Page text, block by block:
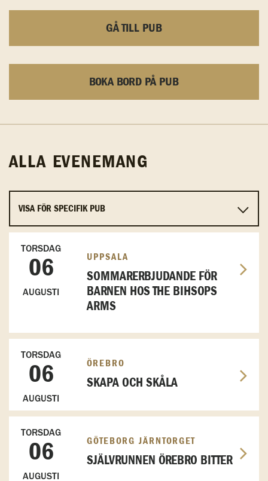
GÅ TILL PUB
BOKA BORD PÅ PUB
ALLA EVENEMANG
TORSDAG
06
AUGUSTI
UPPSALA
SOMMARERBJUDANDE FÖR
BARNEN HOS THE BIHSOPS
ARMS
TORSDAG
06
AUGUSTI
ÖREBRO
SKAPA OCH SKÅLA
TORSDAG
06
AUGUSTI
GÖTEBORG JÄRNTORGET
SJÄLVRUNNEN ÖREBRO BITTER